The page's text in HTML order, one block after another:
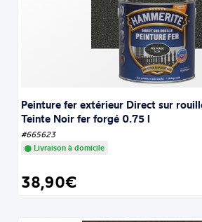
Peinture fer extérieur Direct sur
Teinte Noir fer forgé 0.75 l
#665623
Livraison à domicile
38,90€